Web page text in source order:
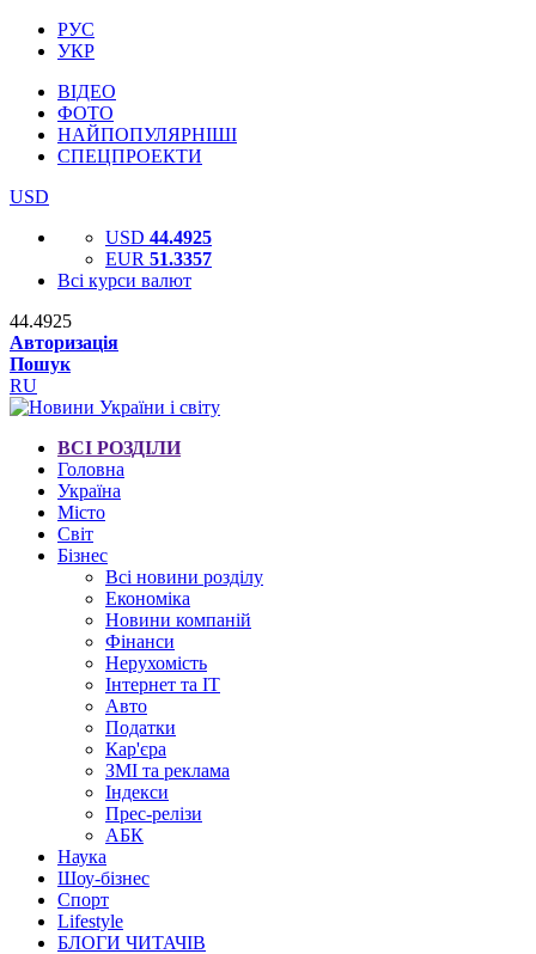
РУС
УКР
ВІДЕО
ФОТО
НАЙПОПУЛЯРНІШІ
СПЕЦПРОЕКТИ
USD
USD 44.4925
EUR 51.3357
Всі курси валют
44.4925
Авторизація
Пошук
RU
ВСІ РОЗДІЛИ
Головна
Україна
Місто
Світ
Бізнес
Всі новини розділу
Економіка
Новини компаній
Фінанси
Нерухомість
Інтернет та IT
Авто
Податки
Кар'єра
ЗМІ та реклама
Індекси
Прес-релізи
АБК
Наука
Шоу-бізнес
Спорт
Lifestyle
БЛОГИ ЧИТАЧІВ